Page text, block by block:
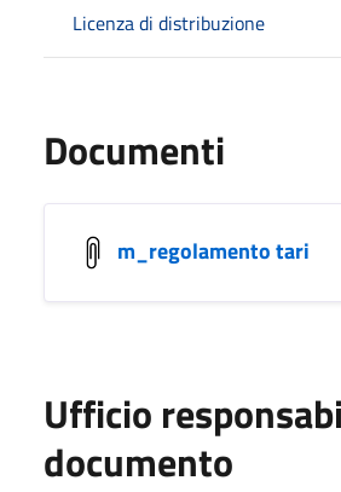
Licenza di distribuzione
Documenti
m_regolamento tari
Ufficio
documento